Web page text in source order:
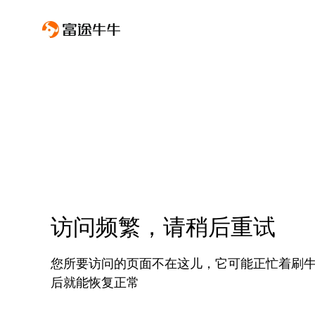
访问频繁，请稍后重试
您所要访问的页面不在这儿，它可能正忙着刷
后就能恢复正常